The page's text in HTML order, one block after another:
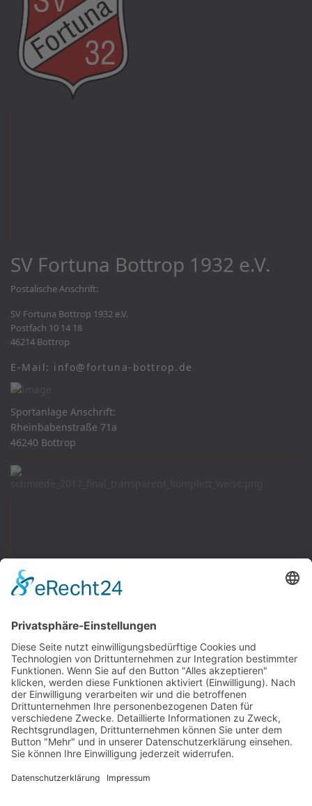
SV Fortuna Bottrop 1932 e.V.
Postalische Anschrift:
SV Fortuna Bottrop 1932 e.V.
Postfach 10 14 18
46214 Bottrop
E-Mail: info@fortuna-bottrop.de
Sportanlage Anschrift:
Rheinbabenstraße 71a
46240 Bottrop
Newswall
Mitteilungen
Vereinsspielplan
Der SV Fortuna
Chronik
Sportanlage
Mitgliedschaft